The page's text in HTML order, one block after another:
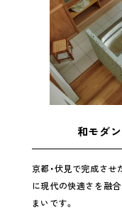
和モダ
京都・伏見で完成さ
に現代の快適さを融
まいです。